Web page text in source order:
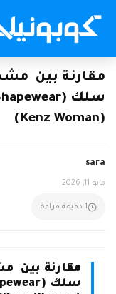
مقارنة بين
(Kenz Woman)
sara
مايو 11, 2026
1 دقيقة قراءة
مقارنة بين